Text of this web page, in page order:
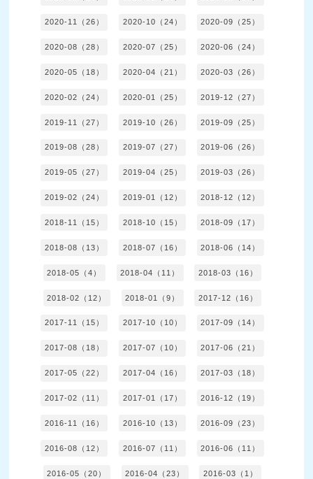
2020-11（26） 2020-10（24） 2020-09（25）
2020-08（28） 2020-07（25） 2020-06（24）
2020-05（18） 2020-04（21） 2020-03（26）
2020-02（24） 2020-01（25） 2019-12（27）
2019-11（27） 2019-10（26） 2019-09（25）
2019-08（28） 2019-07（27） 2019-06（26）
2019-05（27） 2019-04（25） 2019-03（26）
2019-02（24） 2019-01（12） 2018-12（12）
2018-11（15） 2018-10（15） 2018-09（17）
2018-08（13） 2018-07（16） 2018-06（14）
2018-05（4） 2018-04（11） 2018-03（16）
2018-02（12） 2018-01（9） 2017-12（16）
2017-11（15） 2017-10（10） 2017-09（14）
2017-08（18） 2017-07（10） 2017-06（21）
2017-05（22） 2017-04（16） 2017-03（18）
2017-02（11） 2017-01（17） 2016-12（19）
2016-11（16） 2016-10（13） 2016-09（23）
2016-08（12） 2016-07（11） 2016-06（11）
2016-05（20） 2016-04（23） 2016-03（1）